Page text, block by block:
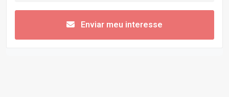
Enviar meu interesse